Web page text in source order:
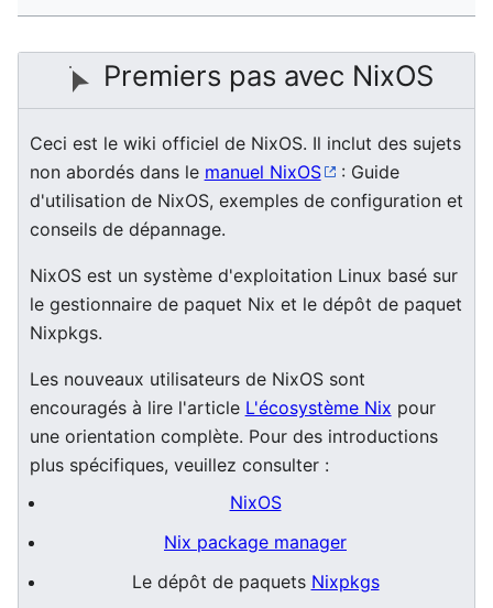
Premiers pas avec NixOS
Ceci est le wiki officiel de NixOS. Il inclut des sujets
non abordés dans le manuel NixOS
: Guide
d'utilisation de NixOS, exemples de configuration et
conseils de dépannage.
NixOS est un système d'exploitation Linux basé sur
le gestionnaire de paquet Nix et le dépôt de paquet
Nixpkgs.
Les nouveaux utilisateurs de NixOS sont
encouragés à lire l'article L'écosystème Nix pour
une orientation complète. Pour des introductions
plus spécifiques, veuillez consulter :
NixOS
Nix package manager
Le dépôt de paquets Nixpkgs